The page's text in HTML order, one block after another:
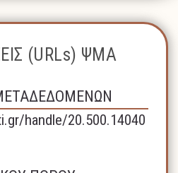
(URLs) ΨΜΑ
handle/20.500.14040